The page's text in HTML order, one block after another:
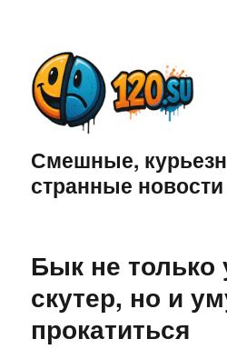
Смешные,
странные
Бык не только
скутер, но и
прокатиться